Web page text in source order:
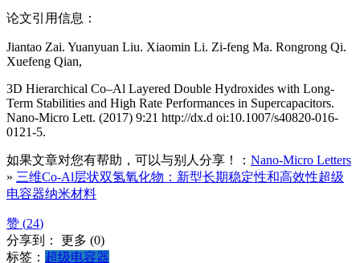
论文引用信息：
Jiantao Zai. Yuanyuan Liu. Xiaomin Li. Zi-feng Ma. Rongrong Qi.
Xuefeng Qian,
3D Hierarchical Co–Al Layered Double Hydroxides with Long-
Term Stabilities and High Rate Performances in Supercapacitors.
Nano-Micro Lett. (2017) 9:21 http://dx.d oi:10.1007/s40820-016-
0121-5.
如果文章对您有帮助，可以与别人分享！： Nano-Micro Letters
» 三维Co-Al层状双氢氧化物：新型长期稳定性和高效性超级
电容器纳米材料
赞 (24)
分享到： 更多 (0)
标签： 超级电容器